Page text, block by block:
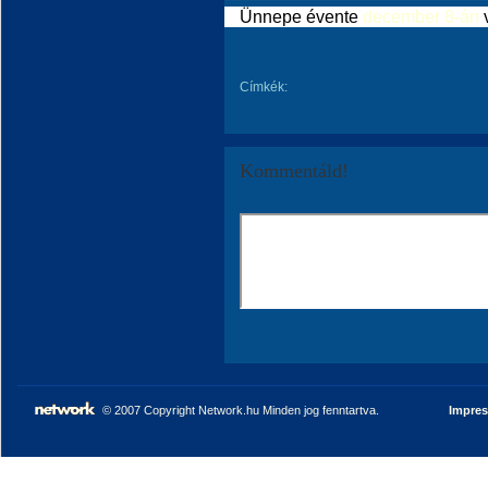
Ünnepe évente december 8-án
Címkék:
Kommentáld!
© 2007 Copyright Network.hu Minden jog fenntartva.